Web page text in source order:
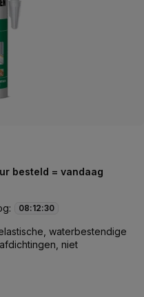
besteld = vandaag
08:12:30
waterbestendige
niet